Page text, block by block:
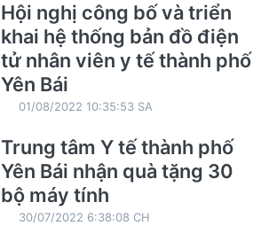
Hội nghị công bố và triển
khai hệ thống bản đồ điện
tử nhân viên y tế thành phố
Yên Bái
01/08/2022 10:35:53 SA
Trung tâm Y tế thành phố
Yên Bái nhận quà tặng 30
bộ máy tính
30/07/2022 6:38:08 CH